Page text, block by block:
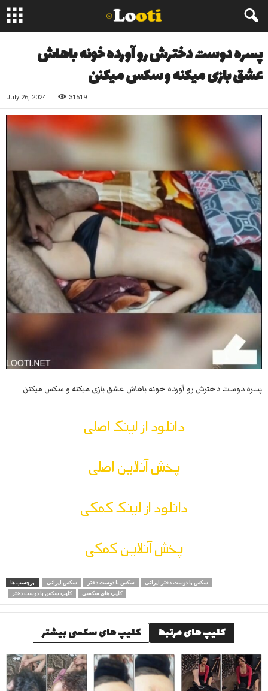
پسره دوست دخترش رو آورده خونه باهاش
عشق بازی میکنه و سکس میکنن
July 26, 2024 31519
پسره دوست دخترش رو آورده خونه باهاش عشق بازی میکنه و سکس میکنن
دانلود از لینک اصلی
پخش آنلاین اصلی
دانلود از لینک کمکی
پخش آنلاین کمکی
برچسب ها سکس ایرانی سکس با دوست دختر
سکس با دوست دختر ایرانی
کلیپ سکس با دوست دختر
کلیپ های سکسی
کلیپ های مرتبط کلیپ های سکسی بیشتر